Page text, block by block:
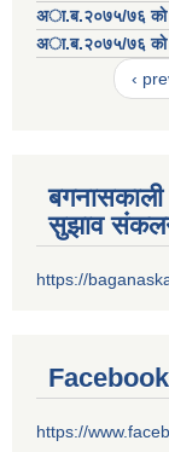
अा.ब.२०७५/७६ काे
अा.ब.२०७५/७६ काे
‹
बगनासकाली
सुझाव
https://
Facebook
https://